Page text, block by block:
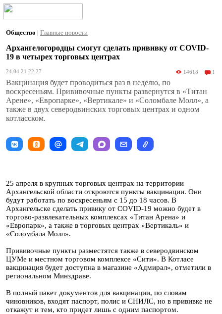
Общество | Главные новости
Архангелогородцы смогут сделать прививку от COVID-
19 в четырех торговых центрах
24.04.21 22:27 14618 1
Вакцинация будет проводиться раз в неделю, по
воскресеньям. Прививочные пункты развернутся в «Титан
Арене», «Европарке», «Вертикале» и «Соломбале Молл», а
также в двух северодвинских торговых центрах и одном
котласском.
25 апреля в крупных торговых центрах на территории
Архангельской области откроются пункты вакцинации. Они
будут работать по воскресеньям с 15 до 18 часов. В
Архангельске сделать привику от COVID-19 можно будет в
торгово-развлекательных комплексах «Титан Арена» и
«Европарк», а также в торговых центрах «Вертикаль» и
«Соломбала Молл».
Прививочные пункты разместятся также в северодвинском
ЦУМе и местном торговом комплексе «Сити». В Котласе
вакцинация будет доступна в магазине «Адмирал», отметили в
региональном Минздраве.
В полный пакет документов для вакцинации, по словам
чиновников, входят паспорт, полис и СНИЛС, но в прививке не
откажут и тем, кто придет лишь с одним паспортом.